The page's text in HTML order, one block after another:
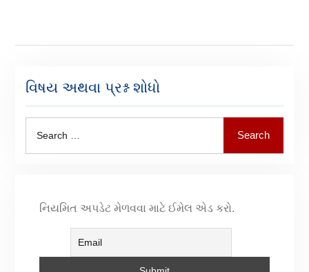
વિષય અથવા પ્રશ્ન શોધો
Search
નિયમિત અપડેટ મેળવવા માટે ઈમેલ એડ કરો.